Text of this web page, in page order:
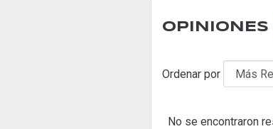
OPINIONES
Ordenar por
No se encontraron